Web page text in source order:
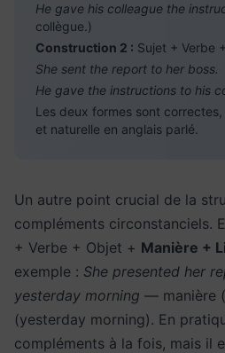
He gave his colleague the
collègue.)
Construction 2 : Sujet + Verbe
She sent the report to her boss.
He gave the instructions to his
Les deux formes sont
et naturelle en anglais parlé.
Un autre point crucial de la
compléments circonstanciels.
+ Verbe + Objet + Manière +
exemple : She presented her
yesterday morning — manière
(yesterday morning). En
compléments à la fois, mais il